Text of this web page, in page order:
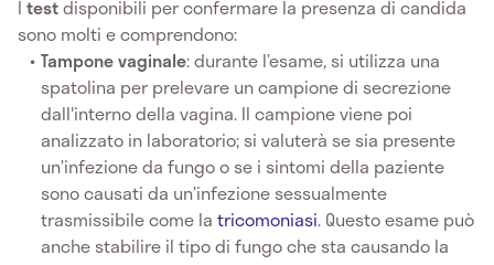
I testdisponibili per confermare la presenza di candida
sono molti e comprendono:
Tampone vaginale: durante l’esame, si utilizza una
spatolina per prelevare un campione di secrezione
dall'interno della vagina. Il campione viene poi
analizzato in laboratorio; si valuterà se sia presente
un’infezione da fungo o se i sintomi della paziente
sono causati da un’infezione sessualmente
trasmissibile come latricomoniasi. Questo esame può
anche stabilire il tipo di fungo che sta causando la